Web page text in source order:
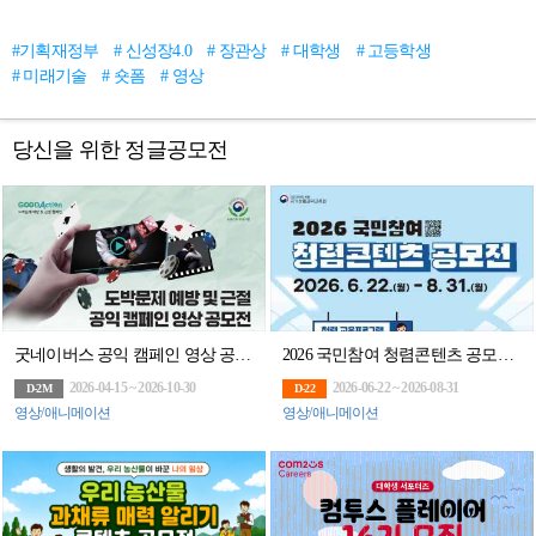
#기획재정부 # 신성장4.0 # 장관상 # 대학생
# 고등학생
# 미래기술
# 숏폼 # 영상
당신을 위한 정글공모전
굿네이버스 공익 캠페인 영상 공모전
D-2M
2026-04-15 ~ 2026-10-30
영상/애니메이션
2026 국민참여 청렴콘텐츠 공모전(~8/31)
D-22
2026-06-22 ~ 2026-08-31
영상/애니메이션